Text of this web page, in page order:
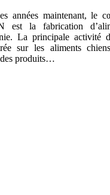
années maintenant, le
est la fabrication
La principale activité
sur les aliments
des produits…